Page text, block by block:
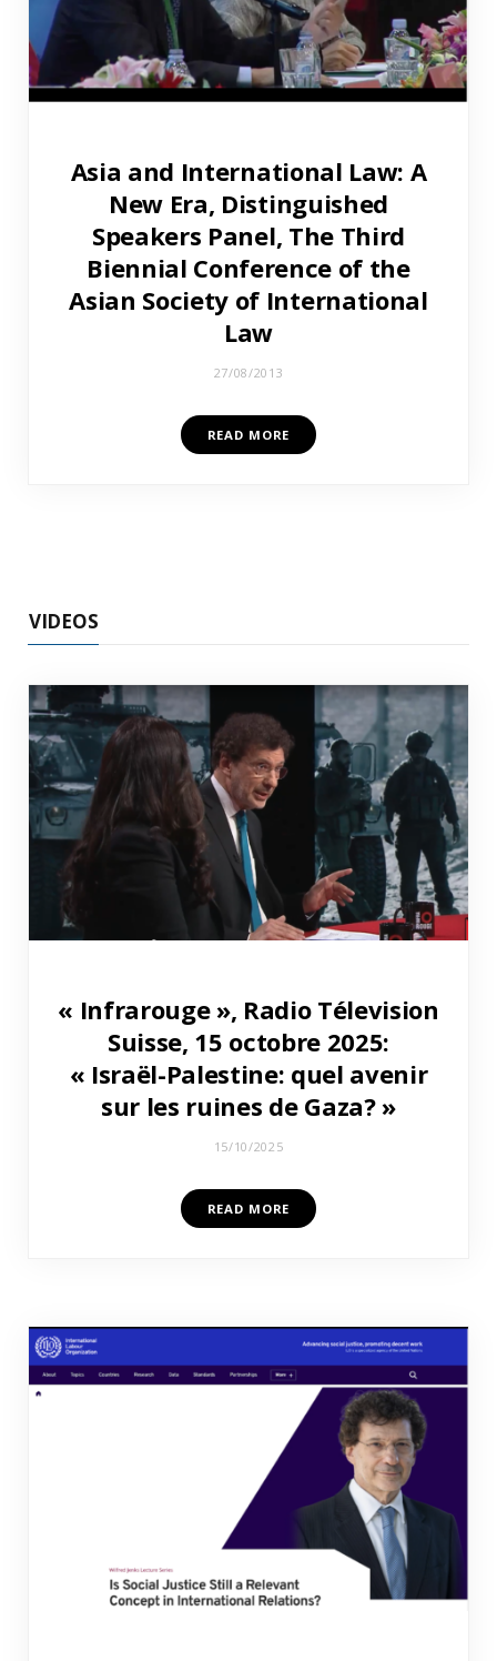
Asia and International Law: A
New Era, Distinguished
Speakers Panel, The Third
Biennial Conference of the
Asian Society of International
Law
27/08/2013
READ MORE
VIDEOS
« Infrarouge », Radio Télevision
Suisse, 15 octobre 2025:
« Israël-Palestine: quel avenir
sur les ruines de Gaza? »
15/10/2025
READ MORE